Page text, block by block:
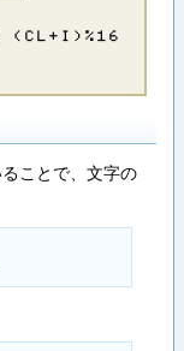
ＣＬ＋Ｉ）％１６
ことで、文字の